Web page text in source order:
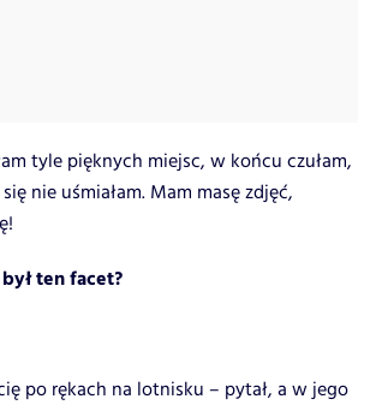
tyle pięknych miejsc, w końcu czułam,
nie uśmiałam. Mam masę zdjęć,
ten facet?
po rękach na lotnisku – pytał, a w jego